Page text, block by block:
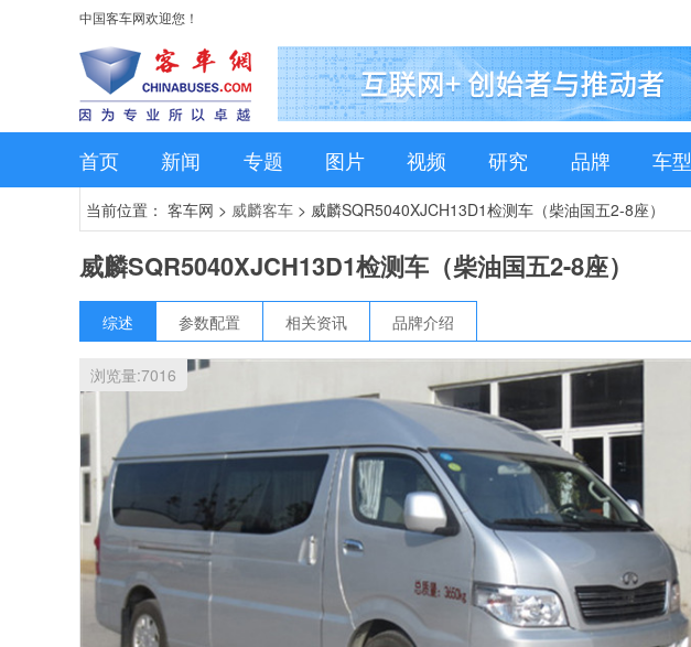
中国客车网欢迎您！
首页 新闻 专题 图片 视频 研究 品牌 车型
当前位置： 客车网 > 威麟客车 > 威麟SQR5040XJCH13D1检测车（柴油国五2-8座）
威麟SQR5040XJCH13D1检测车（柴油国五2-8座）
综述 参数配置 相关资讯 品牌介绍
浏览量:7016